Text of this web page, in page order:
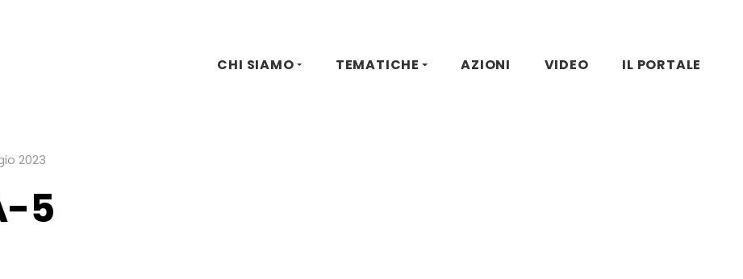
CHI SIAMO TEMATICHE AZIONI VIDEO IL PORTALE
2023
5